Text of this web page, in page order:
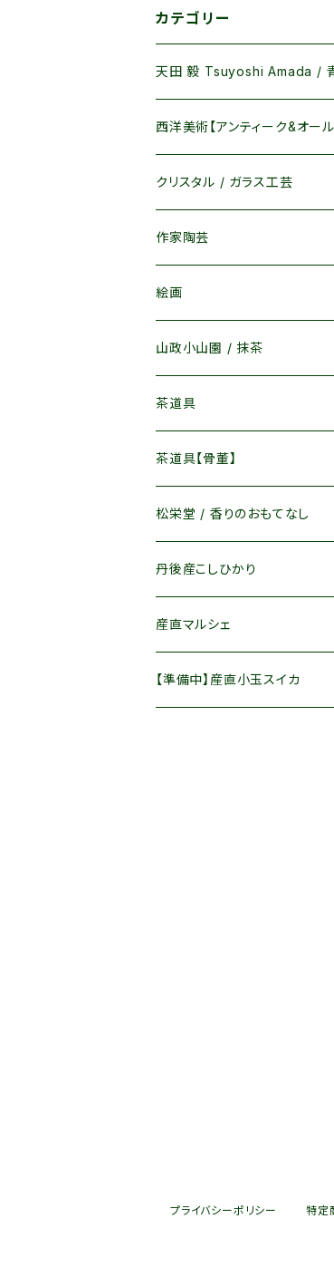
カテゴリー
天田 毅 Tsuyoshi Amada /
カップ / 湯呑
皿 / 鉢 /碗
茶器 / 酒器
その他
西洋美術【アンティーク&オール
マイセン / MEISSEN
ロイヤルコペンハーゲン /
ウェッジウッド / WedgWood
ヘレンド / Herend
リヤドロ / Lladro
キリンビアマグコレクション
クリスタル / ガラス工芸
作家陶芸
絵画
物故作家 / 廃盤品
現存作家
インテリアアート
山政小山園 / 抹茶
抹茶 / 茶葉
菓子 / 飲料
茶道具
茶碗
懐紙
竹製品
茶道具その他
茶道具【骨董】
松栄堂 / 香りのおもてなし
丹後産こしひかり
産直マルシェ
富有柿
【準備中】産直小玉スイカ
プライバシーポリシー 特定